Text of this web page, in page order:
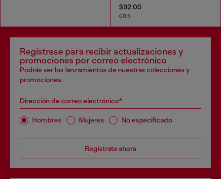
$92.00
GRIS
Regístrese para recibir actualizaciones y
promociones por correo electrónico
Podrás ver los lanzamientos de nuestras colecciones y
promociones.
Dirección de correo electrónico*
Hombres Mujeres No especificado
Regístrate ahora